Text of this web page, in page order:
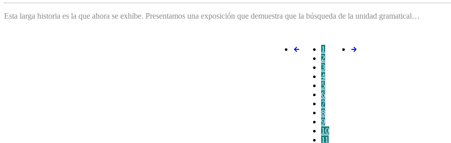
Esta larga historia es la que ahora se exhibe. Presentamos una exposición que demuestra que la búsqueda de la unidad gramatical…
1
2
3
4
5
6
7
8
9
10
11